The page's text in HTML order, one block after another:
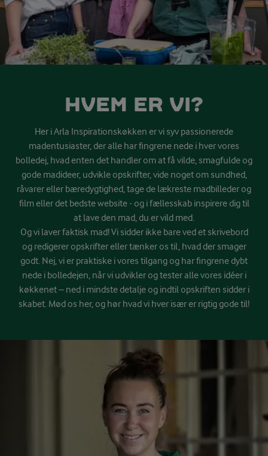
HVEM ER VI?
Her i Arla Inspirationskøkken er vi syv passionerede
madentusiaster, der alle har fingrene nede i hver vores
bolledej, hvad enten det handler om at få vilde, smagfulde og
gode madideer, udvikle opskrifter, vide noget om sundhed,
råvarer eller bæredygtighed, tage de lækreste madbilleder og
film eller det bedste website - og i fællesskab inspirere dig til
at lave den mad, du er vild med.
Og vi laver faktisk mad! Vi sidder ikke bare ved et skrivebord
og redigerer opskrifter eller tænker os til, hvad der smager
godt. Nej, vi er praktiske i vores tilgang og har fingrene dybt
nede i bolledejen, når vi udvikler og tester alle vores idéer i
køkkenet – ned i mindste detalje og indtil opskriften sidder i
skabet. Mød os her, og hør hvad vi hver især er rigtig gode til!